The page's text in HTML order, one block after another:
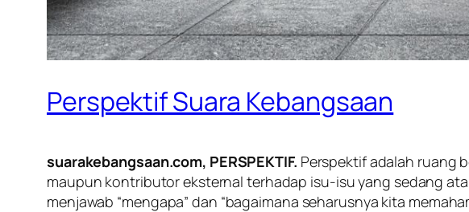
Perspektif Suara Kebangsaan
suarakebangsaan.com, PERSPEKTIF. Perspektif adalah ruang
maupun kontributor eksternal terhadap isu-isu yang sedang
menjawab “mengapa” dan “bagaimana seharusnya kita